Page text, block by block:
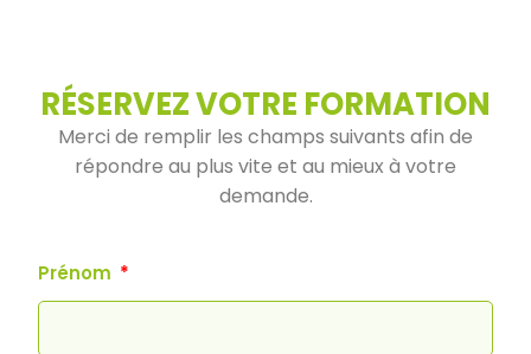
RÉSERVEZ VOTRE FORMATION
Merci de remplir les champs suivants afin de
répondre au plus vite et au mieux à votre
demande.
Prénom